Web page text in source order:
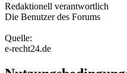
Redaktionell verantwortlich
Die Benutzer des Forums
Quelle:
e-recht24.de